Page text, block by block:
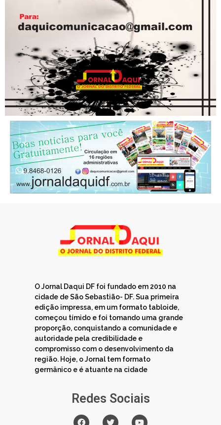
O Jornal Daqui DF foi fundado em 2010 na
cidade de São Sebastião- DF. Sua primeira
edição impressa, em um formato tabloide,
começou tímido e foi tomando uma grande
proporção, conquistando a comunidade e
autoridade pela credibilidade e
compromisso com o desenvolvimento da
região. Hoje, o Jornal tem formato
germânico e é atuante na cidade
Redes Sociais